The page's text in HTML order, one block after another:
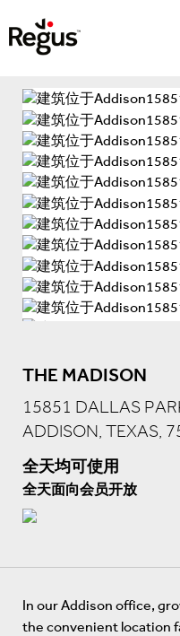
THE MADISON
15851 DALLAS
ADDISON, TEXAS,
全天均可使用
全天面向会员开放
In our Addison office,
the convenient location